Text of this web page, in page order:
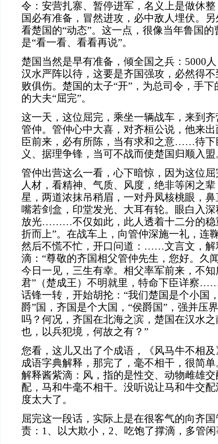
令：安营扎寨、暂停进军，名义上是做休
国必有准备，冒然进攻，必中敌人埋伏。
看楚国的“动态”。这一点，很像当年鲁国
是“看一看、看看再说”。
楚国当然是早有准备，倾全国之兵：5000
汉水严阵以待，这要是齐国强攻，必然得
败俱伤。楚国的太子“开”，为总司令，手
的大夫“屈完”。
这一天，这位屈完，乘坐一辆战车，来到
管仲。管仲心中大喜，对齐桓公说，他来
臣前来，必有所陈，当有求和之意……待下
义、据理争锋，当可不战而使楚国归顺入
管仲出营这么一看，心下暗惊，因为这位
人材，看精神、气质、风度，绝非等闲之
星，两道浓抹吊稍眉，一对丹凤核桃眼，
嘴若剑盒，印堂发光、大耳有轮。眼白入
放光………不仅如此，此人透着十二分的稳
折而上”。在战车上，向管仲深施一礼，连
然后不慌不忙，开口问道：……文言文，解
滴：“尊敬的齐国相父管仲先生，您好。久
今日一见，三生有幸。相父率军前来，不
君”（楚成王）不明就里，特命下臣详察
话锋一转，开始胡抡：“我们楚国是个小国
爵”国，齐国是个大国，“侯爵国”，强并压
吗？何况，齐国在北海之滨，楚国在汉水
也，以兵犯境，何故之有？”
您看，这儿又出了个成语，《风马牛不相
成语字典解释，那完了，毫不相干，很简
解释酱紫滴：风，指的是性交、动物雌雄交
配，马和牛毫不相干。没听说让马和牛交
度太大了。
屈完这一段话，实际上是在很客气的向齐
责：1、以大欺小，2、吃饱了撑滴，多管